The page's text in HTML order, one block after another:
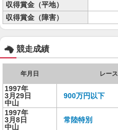
収得賞金（平地）
収得賞金（障害）
競走成績
年月日 レース
1997年
3月29日
中山
900万円以下
1997年
3月8日
中山
常陸特別